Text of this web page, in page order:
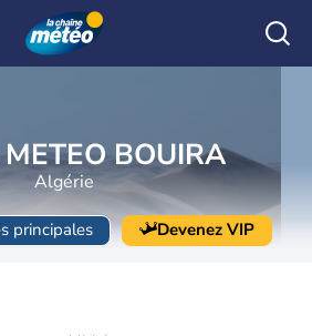
BOUIRA
Algérie
principales Devenez VIP